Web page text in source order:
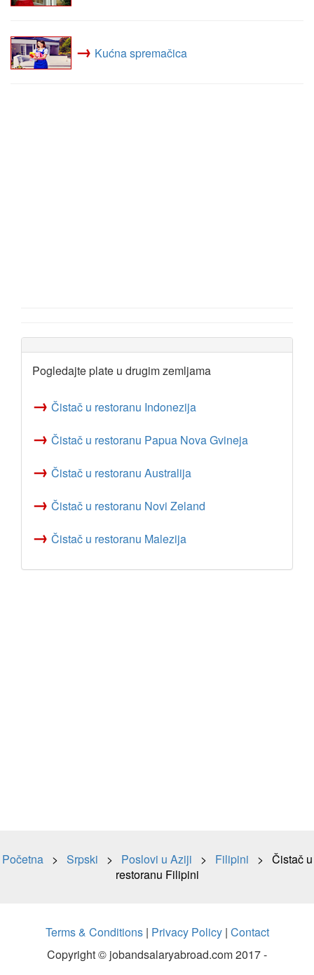
→ Kućna spremačica
Pogledajte plate u drugim zemljama
→ Čistač u restoranu Indonezija
→ Čistač u restoranu Papua Nova Gvineja
→ Čistač u restoranu Australija
→ Čistač u restoranu Novi Zeland
→ Čistač u restoranu Malezija
Početna> Srpski > Poslovi u Aziji > Filipini > Čistač u
restoranu Filipini
Terms & Conditions| Privacy Policy| Contact
Copyright © jobandsalaryabroad.com 2017 -